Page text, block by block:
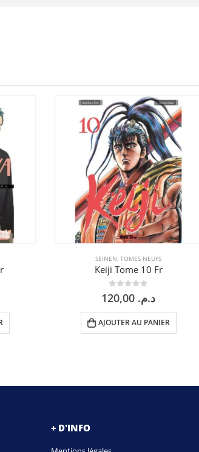
SEINEN, TOMES NEUFS
Keiji Tome 10 Fr
0 sur 5د.م.
AJOUTER AU PANIER
+ D'INFO